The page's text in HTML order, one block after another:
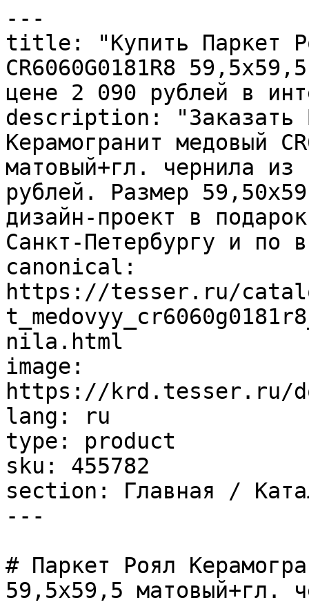
---
title: "Купить Паркет
CR6060G0181R8
цене 2 090 рублей в
description: "Заказать
Керамогранит медовый
матовый+гл. чернила
рублей. Размер
дизайн-проект в
Санкт-Петербургу и по
canonical:
https://tesser.ru/
nila.html
image:
https://krd.tesser.ru/
lang: ru
type: product
sku: 455782
section: Главная /
---
# Паркет Роял
59,5х59,5 матовый+гл.